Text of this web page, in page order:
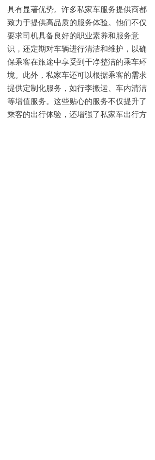
具有显著优势。许多私家车服务提供商都
致力于提供高品质的服务体验。他们不仅
要求司机具备良好的职业素养和服务意
识，还定期对车辆进行清洁和维护，以确
保乘客在旅途中享受到干净整洁的乘车环
境。此外，私家车还可以根据乘客的需求
提供定制化服务，如行李搬运、车内清洁
等增值服务。这些贴心的服务不仅提升了
乘客的出行体验，还增强了私家车出行方